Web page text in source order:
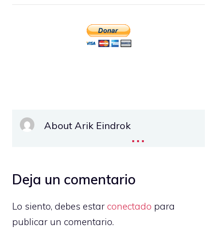
About Arik Eindrok...
Deja un comentario
Lo siento, debes estar conectado para
publicar un comentario.